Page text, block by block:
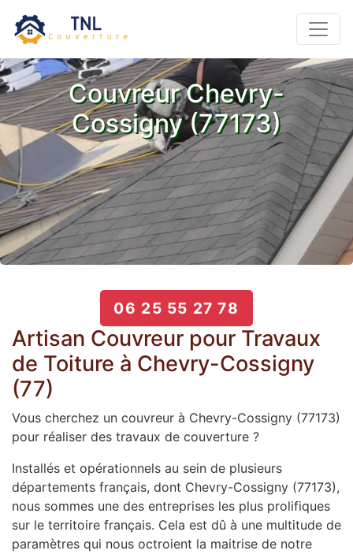
Couvreur Chevry-
Cossigny (77173)
06 25 55 27 78
Artisan Couvreur pour Travaux
de Toiture à Chevry-Cossigny
(77)
Vous cherchez un couvreur à Chevry-Cossigny (77173)
pour réaliser des travaux de couverture ?
Installés et opérationnels au sein de plusieurs
départements français, dont Chevry-Cossigny (77173),
nous sommes une des entreprises les plus prolifiques
sur le territoire français. Cela est dû à une multitude de
paramètres qui nous octroient la maitrise de notre